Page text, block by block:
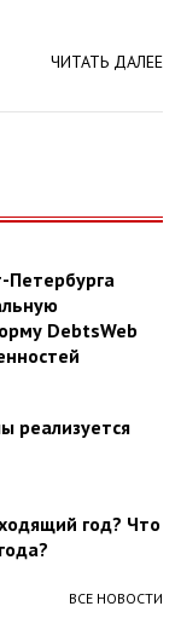
ЧИТАТЬ ДАЛЕЕ
DebtsWeb
реализуется
год? Что
ВСЕ НОВОСТИ